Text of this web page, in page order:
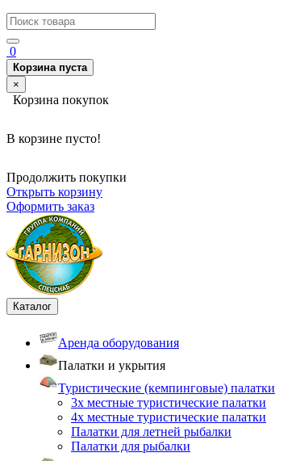
0
Корзина пуста
×
Корзина покупок
В корзине пусто!
Продолжить покупки
Открыть корзину
Оформить заказ
Каталог
Аренда оборудования
Палатки и укрытия
Туристические (кемпинговые) палатки
3х местные туристические палатки
4х местные туристические палатки
Палатки для летней рыбалки
Палатки для рыбалки